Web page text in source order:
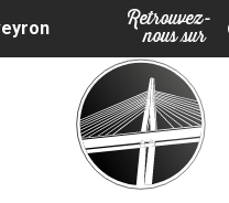
gestion des cookiesRetrouvez-
nous sur